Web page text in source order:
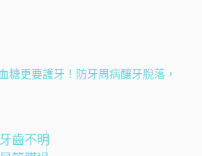
糖更要護牙！防牙周病釀牙脫落，
齒不明